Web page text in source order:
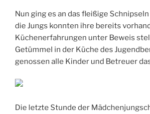
Nun ging es an das fleißige
die Jungs konnten ihre bereits
Küchenerfahrungen unter Beweis
Getümmel in der Küche des
genossen alle Kinder und Betreuer
Die letzte Stunde der